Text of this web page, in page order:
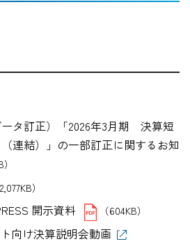
ータ訂正）「2026年3月期 決算短
連結）」の一部訂正に関するお知
2,077KB）
開示資料 （604KB）
向け決算説明会動画